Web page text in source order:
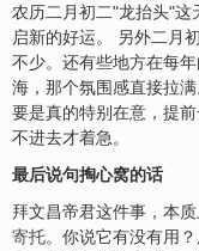
农历二月初二"龙抬头"这
启新的好运。 另外二月
不少。还有些地方在每
海，那个氛围感直接拉
要是真的特别在意，提
不进去才着急。
最后说句掏心窝的话
拜文昌帝君这件事，本
寄托。你说它有没有用